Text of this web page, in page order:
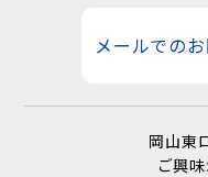
メールでの
岡山東
ご興